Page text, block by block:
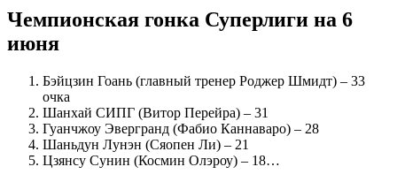
Чемпионская гонка Суперлиги на 6
июня
Бэйцзин Гоань (главный тренер Роджер Шмидт) – 33
очка
Шанхай СИПГ (Витор Перейра) – 31
Гуанчжоу Эвергранд (Фабио Каннаваро) – 28
Шаньдун Лунэн (Сяопен Ли) – 21
Цзянсу Сунин (Космин Олэроу) – 18…